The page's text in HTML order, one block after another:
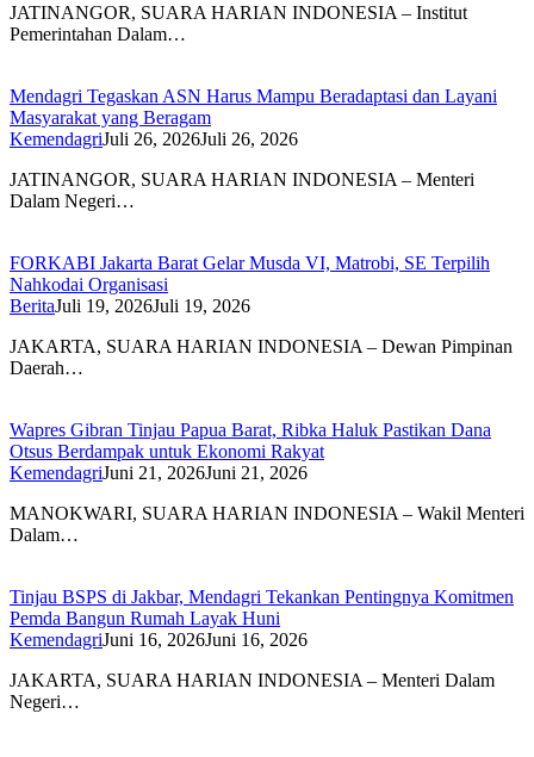
JATINANGOR, SUARA HARIAN INDONESIA – Institut
Pemerintahan Dalam…
Mendagri Tegaskan ASN Harus Mampu Beradaptasi dan Layani
Masyarakat yang Beragam
KemendagriJuli 26, 2026Juli 26, 2026
JATINANGOR, SUARA HARIAN INDONESIA – Menteri
Dalam Negeri…
FORKABI Jakarta Barat Gelar Musda VI, Matrobi, SE Terpilih
Nahkodai Organisasi
BeritaJuli 19, 2026Juli 19, 2026
JAKARTA, SUARA HARIAN INDONESIA – Dewan Pimpinan
Daerah…
Wapres Gibran Tinjau Papua Barat, Ribka Haluk Pastikan Dana
Otsus Berdampak untuk Ekonomi Rakyat
KemendagriJuni 21, 2026Juni 21, 2026
MANOKWARI, SUARA HARIAN INDONESIA – Wakil Menteri
Dalam…
Tinjau BSPS di Jakbar, Mendagri Tekankan Pentingnya Komitmen
Pemda Bangun Rumah Layak Huni
KemendagriJuni 16, 2026Juni 16, 2026
JAKARTA, SUARA HARIAN INDONESIA – Menteri Dalam
Negeri…